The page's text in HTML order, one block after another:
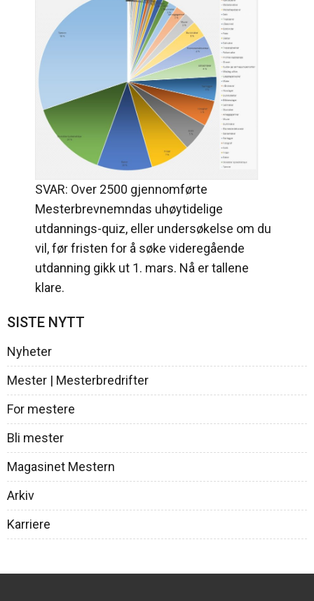
SVAR: Over 2500 gjennomførte
Mesterbrevnemndas uhøytidelige
utdannings-quiz, eller undersøkelse om du
vil, før fristen for å søke videregående
utdanning gikk ut 1. mars. Nå er tallene
klare.
SISTE NYTT
Nyheter
Mester | Mesterbredrifter
For mestere
Bli mester
Magasinet Mestern
Arkiv
Karriere